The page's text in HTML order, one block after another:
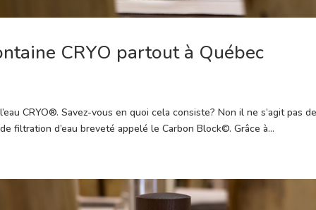
CRYO partout à Québec
CRYO®. Savez-vous en quoi cela consiste? Non il ne s’agit pas
filtration d’eau breveté appelé le Carbon Block©. Grâce à...